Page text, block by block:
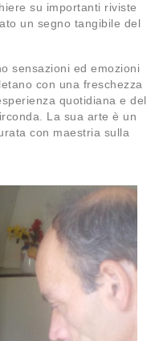
su importanti riviste
un segno tangibile del
sensazioni ed emozioni
con una freschezza
quotidiana e del
La sua arte è un
con maestria sulla